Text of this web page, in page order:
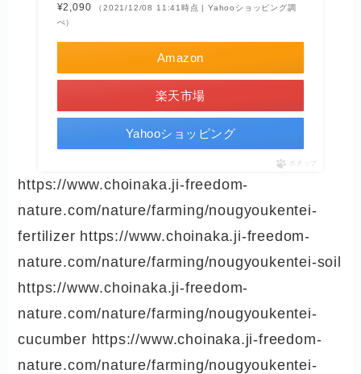
¥2,090
（2021/12/08 11:41時点 | Yahooショッピング調
べ）
Amazon
楽天市場
Yahooショッピング
ポチップ
https://www.choinaka.ji-freedom-
nature.com/nature/farming/nougyoukentei-
fertilizer https://www.choinaka.ji-freedom-
nature.com/nature/farming/nougyoukentei-soil
https://www.choinaka.ji-freedom-
nature.com/nature/farming/nougyoukentei-
cucumber https://www.choinaka.ji-freedom-
nature.com/nature/farming/nougyoukentei-